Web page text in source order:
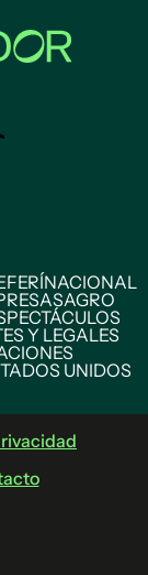
NACIONAL
AGRO
Y LEGALES
UNIDOS